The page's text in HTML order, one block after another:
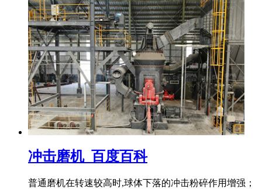
冲击磨机_百度百科
普通磨机在转速较高时,球体下落的冲击粉碎作用增强；